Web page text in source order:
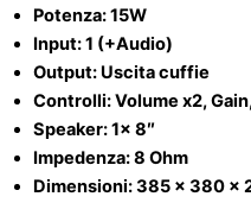
Potenza: 15W
Input: 1 (+Audio)
Output: Uscita cuffie
Controlli: Volume x2,
Speaker: 1x 8″
Impedenza: 8 Ohm
Dimensioni: 385 x 380 x